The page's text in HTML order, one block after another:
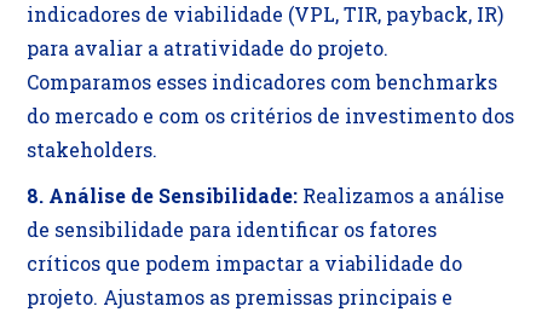
indicadores de viabilidade (VPL, TIR, payback, IR)
para avaliar a atratividade do projeto.
Comparamos esses indicadores com benchmarks
do mercado e com os critérios de investimento dos
stakeholders.
8. Análise de Sensibilidade: Realizamos a análise
de sensibilidade para identificar os fatores
críticos que podem impactar a viabilidade do
projeto. Ajustamos as premissas principais e